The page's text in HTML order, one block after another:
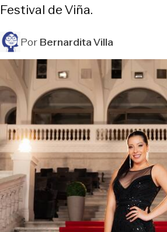
Festival de Viña.
PorBernardita Villa